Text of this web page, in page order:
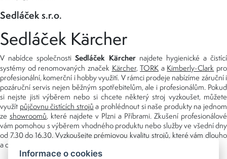
Sedláček s.r.o.
Sedláček Kärcher
V nabídce společnostiSedláček Kärchernajdete hygienické a čistící
systémy od renomovaných značek Kärcher,TORK a Kimberly-Clark pro
profesionální, komerční i hobby využití. V rámci prodeje nabízíme záruční i
pozáruční servis nejen běžným spotřebitelům, ale i profesionálům. Pokud
si nejste jisti výběrem nebo si chcete některý stroj vyzkoušet, můžete
využít půjčovnu čistících strojů a prohlédnout si naše produkty na jednom
ze showroomů, které najdete v Plzni a Příbrami. Zkušení profesionálové
vám pomohou s výběrem vhodného produktu nebo služby ve všední dny
od 7.30 do 16.30. Vyzkoušejte prémiovou kvalitu strojů, které vám dlouho
a dobře poslouží nejen doma, ale i v zaměstnání.
Informace o cookies